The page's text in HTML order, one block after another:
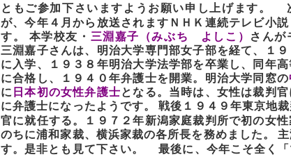
ともご参加下さいますようお願い申し上げます。
が、今年４月から放送されます ＮＨＫ連続テレビ小説
す。 本学校友・ 三淵嘉子（みぶち よしこ）
さんが
三淵嘉子さんは、明治大学専門部女子部を経て、１
に入学、１９３８年明治大学法学部を卒業し、同年
に合格し、１９４０年弁護士を開業。明治大学同窓の
に 日本初の女性弁護士となる。当時は、女性は裁判
に弁護士になったようです。
戦後１９４９年東京地
官に就任する。１９７２年新潟家庭裁判所で初の女性
のちに浦和家裁、横浜家裁の各所長を務めました。
す。是非とも見て下さい。
最後に、今年こそ全く「